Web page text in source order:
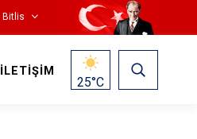
Bitlis
İLETİŞİM
25°C